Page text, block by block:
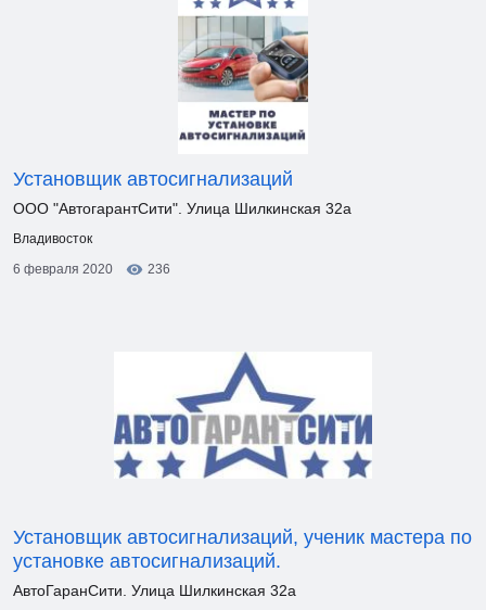
Установщик автосигнализаций
ООО "АвтогарантСити". Улица Шилкинская 32а
Владивосток
6 февраля 2020
236
Установщик автосигнализаций, ученик мастера по
установке автосигнализаций.
АвтоГаранСити. Улица Шилкинская 32а